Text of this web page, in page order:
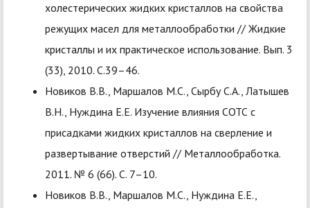
холестерических жидких кристаллов на свойства
режущих масел для металлообработки // Жидкие
кристаллы и их практическое использование. Вып. 3
(33), 2010. С.39–46.
Новиков В.В., Маршалов М.С., Сырбу С.А., Латышев
В.Н., Нуждина Е.Е. Изучение влияния СОТС с
присадками жидких кристаллов на сверление и
развертывание отверстий // Металлообработка.
2011. № 6 (66). C. 7–10.
Новиков В.В., Маршалов М.С., Нуждина Е.Е.,